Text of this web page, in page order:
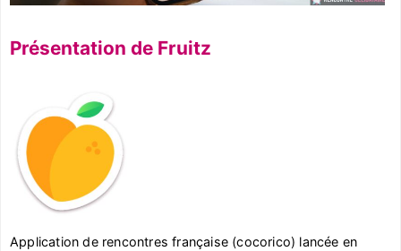
Présentation de Fruitz
Application de rencontres française (cocorico) lancée en